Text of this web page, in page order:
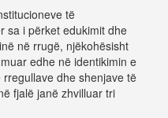
të
sa i përket edukimit dhe
në rrugë, njëkohësisht
edhe në identikimin e
dhe shenjave të
fjalë janë zhvilluar tri